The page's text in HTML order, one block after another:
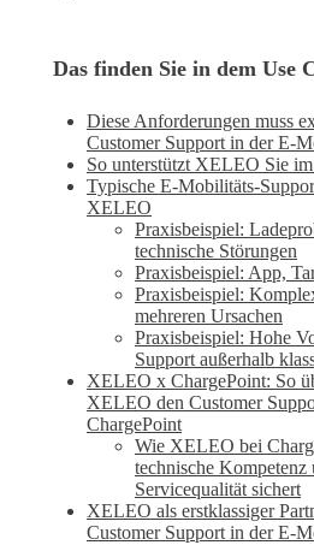
Das finden Sie in dem Use
Diese Anforderungen muss
Customer Support in der E-
So unterstützt XELEO Sie
Typische E-Mobilitäts-
XELEO
Praxisbeispiel:
technische Störungen
Praxisbeispiel: App,
Praxisbeispiel:
mehreren Ursachen
Praxisbeispiel: Hohe
Support außerhalb
XELEO x ChargePoint: So
XELEO den Customer
ChargePoint
Wie XELEO bei
technische Kompetenz
Servicequalität sichert
XELEO als erstklassiger
Customer Support in der E-